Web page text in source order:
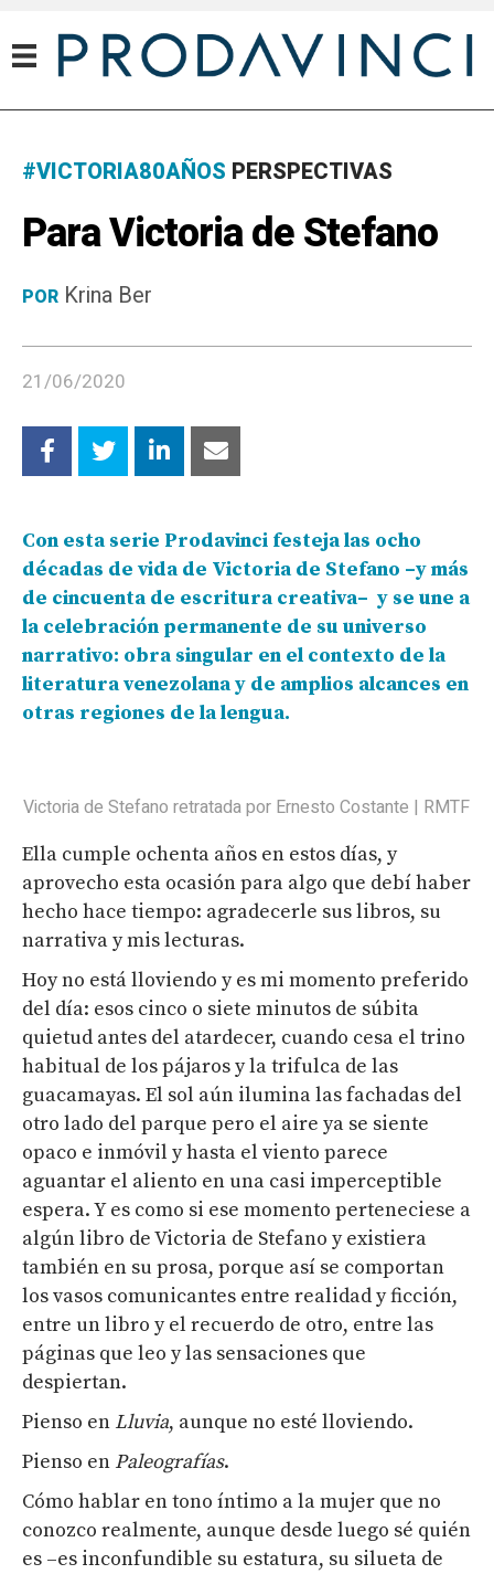
#VICTORIA80AÑOS PERSPECTIVAS
Para Victoria de Stefano
POR Krina Ber
21/06/2020
Con esta serie Prodavinci festeja las ocho
décadas de vida de Victoria de Stefano –y más
de cincuenta de escritura creativa– y se une a
la celebración permanente de su universo
narrativo: obra singular en el contexto de la
literatura venezolana y de amplios alcances en
otras regiones de la lengua.
Victoria de Stefano retratada por Ernesto Costante | RMTF
Ella cumple ochenta años en estos días, y
aprovecho esta ocasión para algo que debí haber
hecho hace tiempo: agradecerle sus libros, su
narrativa y mis lecturas.
Hoy no está lloviendo y es mi momento preferido
del día: esos cinco o siete minutos de súbita
quietud antes del atardecer, cuando cesa el trino
habitual de los pájaros y la trifulca de las
guacamayas. El sol aún ilumina las fachadas del
otro lado del parque pero el aire ya se siente
opaco e inmóvil y hasta el viento parece
aguantar el aliento en una casi imperceptible
espera. Y es como si ese momento perteneciese a
algún libro de Victoria de Stefano y existiera
también en su prosa, porque así se comportan
los vasos comunicantes entre realidad y ficción,
entre un libro y el recuerdo de otro, entre las
páginas que leo y las sensaciones que
despiertan.
Pienso en Lluvia, aunque no esté lloviendo.
Pienso en Paleografías.
Cómo hablar en tono íntimo a la mujer que no
conozco realmente, aunque desde luego sé quién
es –es inconfundible su estatura, su silueta de